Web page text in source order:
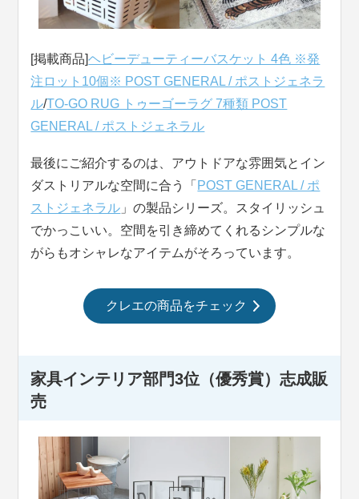
[掲載商品]ヘビーデューティーバスケット 4色 ※発
注ロット10個※ POST GENERAL / ポストジェネラ
ル/TO-GO RUG トゥーゴーラグ 7種類 POST
GENERAL / ポストジェネラル
最後にご紹介するのは、アウトドアな雰囲気とイン
ダストリアルな空間に合う「 POST GENERAL / ポ
ストジェネラル 」の製品シリーズ。スタイリッシュ
でかっこいい。空間を引き締めてくれるシンプルな
がらもオシャレなアイテムがそろっています。
クレエの商品をチェック
家具インテリア部門3位（優秀賞）志成販
売